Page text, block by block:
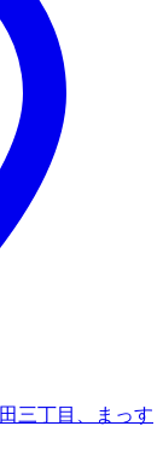
三丁目、まっす